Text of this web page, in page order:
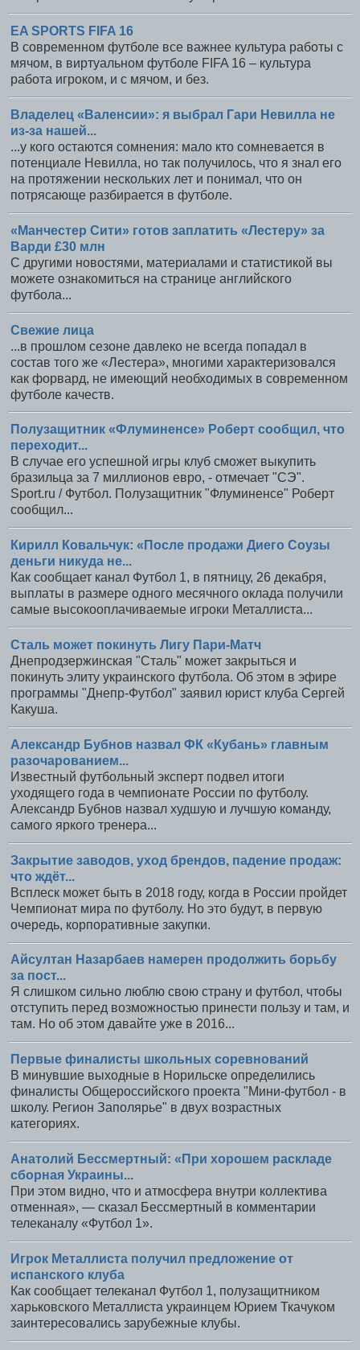
EA SPORTS FIFA 16
В современном футболе все важнее культура работы с
мячом, в виртуальном футболе FIFA 16 – культура
работа игроком, и с мячом, и без.
Владелец «Валенсии»: я выбрал Гари Невилла не
из-за нашей...
...у кого остаются сомнения: мало кто сомневается в
потенциале Невилла, но так получилось, что я знал его
на протяжении нескольких лет и понимал, что он
потрясающе разбирается в футболе.
«Манчестер Сити» готов заплатить «Лестеру» за
Варди £30 млн
С другими новостями, материалами и статистикой вы
можете ознакомиться на странице английского
футбола...
Свежие лица
...в прошлом сезоне давлеко не всегда попадал в
состав того же «Лестера», многими характеризовался
как форвард, не имеющий необходимых в современном
футболе качеств.
Полузащитник «Флуминенсе» Роберт сообщил, что
переходит...
В случае его успешной игры клуб сможет выкупить
бразильца за 7 миллионов евро, - отмечает "СЭ".
Sport.ru / Футбол. Полузащитник "Флуминенсе" Роберт
сообщил...
Кирилл Ковальчук: «После продажи Диего Соузы
деньги никуда не...
Как сообщает канал Футбол 1, в пятницу, 26 декабря,
выплаты в размере одного месячного оклада получили
самые высокооплачиваемые игроки Металлиста...
Сталь может покинуть Лигу Пари-Матч
Днепродзержинская "Сталь" может закрыться и
покинуть элиту украинского футбола. Об этом в эфире
программы "Днепр-Футбол" заявил юрист клуба Сергей
Какуша.
Александр Бубнов назвал ФК «Кубань» главным
разочарованием...
Известный футбольный эксперт подвел итоги
уходящего года в чемпионате России по футболу.
Александр Бубнов назвал худшую и лучшую команду,
самого яркого тренера...
Закрытие заводов, уход брендов, падение продаж:
что ждёт...
Всплеск может быть в 2018 году, когда в России пройдет
Чемпионат мира по футболу. Но это будут, в первую
очередь, корпоративные закупки.
Айсултан Назарбаев намерен продолжить борьбу
за пост...
Я слишком сильно люблю свою страну и футбол, чтобы
отступить перед возможностью принести пользу и там, и
там. Но об этом давайте уже в 2016...
Первые финалисты школьных соревнований
В минувшие выходные в Норильске определились
финалисты Общероссийского проекта "Мини-футбол - в
школу. Регион Заполярье" в двух возрастных
категориях.
Анатолий Бессмертный: «При хорошем раскладе
сборная Украины...
При этом видно, что и атмосфера внутри коллектива
отменная», — сказал Бессмертный в комментарии
телеканалу «Футбол 1».
Игрок Металлиста получил предложение от
испанского клуба
Как сообщает телеканал Футбол 1, полузащитником
харьковского Металлиста украинцем Юрием Ткачуком
заинтересовались зарубежные клубы.